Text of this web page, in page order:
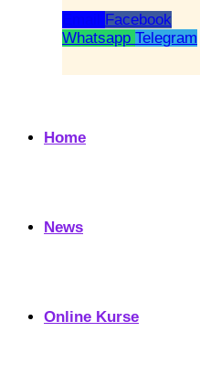
Facebook
Whatsapp Telegram
Home
News
Online Kurse